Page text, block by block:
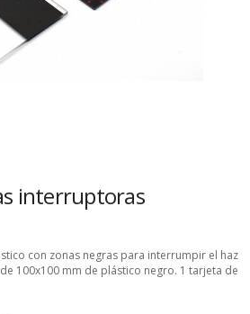
interruptoras
con zonas negras para interrumpir el haz
100x100 mm de plástico negro. 1 tarjeta de